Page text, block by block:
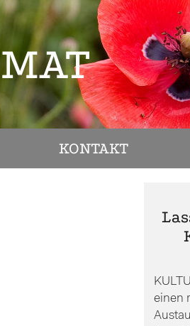
KONTAKT
einen